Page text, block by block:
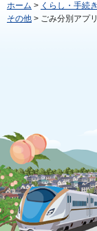
ホーム > くらし・手続き
その他 > ごみ分別アプ